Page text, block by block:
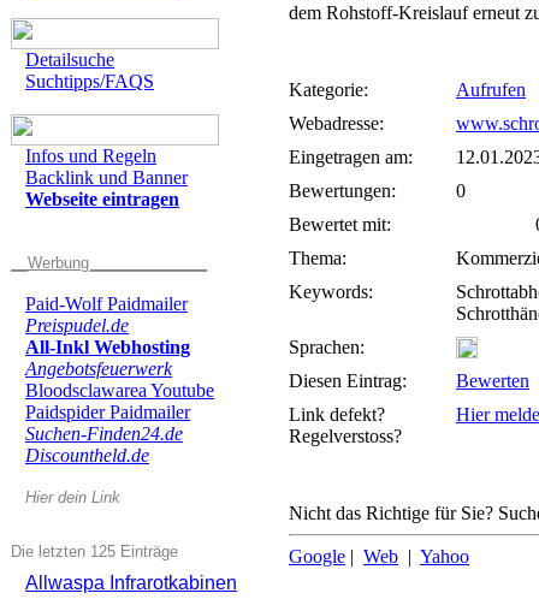
Detailsuche
Suchtipps/FAQS
Infos und Regeln
Backlink und Banner
Webseite eintragen
__Werbung______________
Paid-Wolf Paidmailer
Preispudel.de
All-Inkl Webhosting
Angebotsfeuerwerk
Bloodsclawarea Youtube
Paidspider Paidmailer
Suchen-Finden24.de
Discountheld.de
Hier dein Link
Die letzten 125 Einträge
Allwaspa Infrarotkabinen
dem Rohstoff-Kreislauf erneut
Kategorie:
Aufrufen
Webadresse:
Eingetragen am:
Bewertungen:
0
Bewertet mit:
Thema:
Keywords:
Sprachen:
Diesen Eintrag:
Bewerten
Link defekt?
Regelverstoss?
Hier
Nicht das Richtige für Sie?
Google | Web | Yahoo